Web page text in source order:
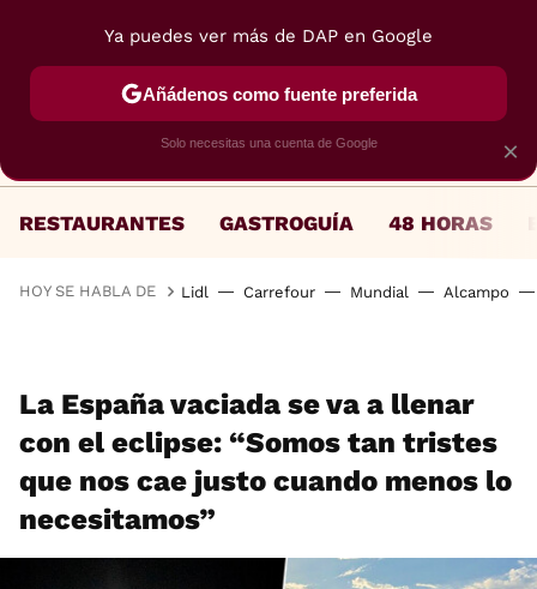
RESTAURANTES GASTROGUÍA 48 HORAS
HOY SE HABLA DE Lidl Carrefour Mundial Alcampo
La España vaciada se va a llenar
con el eclipse: “Somos tan tristes
que nos cae justo cuando menos lo
necesitamos”
×
Ya puedes ver más de DAP en Google
Añádenos como fuente preferida
Solo necesitas una cuenta de Google